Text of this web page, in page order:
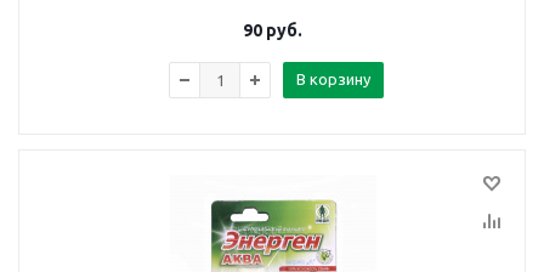
90 руб.
В корзину